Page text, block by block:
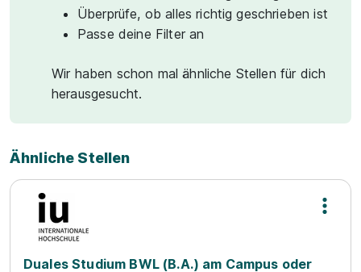
Überprüfe, ob alles richtig geschrieben ist
Passe deine Filter an
Wir haben schon mal ähnliche Stellen für dich
herausgesucht.
Ähnliche Stellen
Duales Studium BWL (B.A.) am Campus oder